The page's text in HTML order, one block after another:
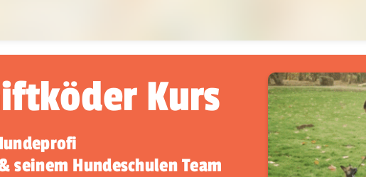
Kurs
seinem Hundeschulen Team